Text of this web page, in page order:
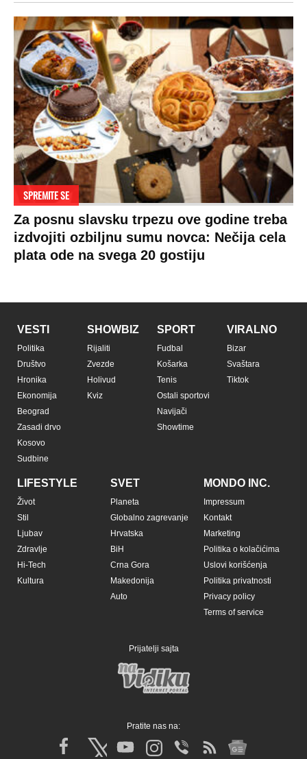
SPREMITE SE
Za posnu slavsku trpezu ove godine treba
izdvojiti ozbiljnu sumu novca: Nečija cela
plata ode na svega 20 gostiju
VESTI
Politika
Društvo
Hronika
Ekonomija
Beograd
Zasadi drvo
Kosovo
Sudbine
SHOWBIZ
Rijaliti
Zvezde
Holivud
Kviz
SPORT
Fudbal
Košarka
Tenis
Ostali sportovi
Navijači
Showtime
VIRALNO
Bizar
Svaštara
Tiktok
LIFESTYLE
Život
Stil
Ljubav
Zdravlje
Hi-Tech
Kultura
SVET
Planeta
Globalno zagrevanje
Hrvatska
BiH
Crna Gora
Makedonija
Auto
MONDO INC.
Impressum
Kontakt
Marketing
Politika o kolačićima
Uslovi korišćenja
Politika privatnosti
Privacy policy
Terms of service
Prijatelji sajta
Pratite nas na: